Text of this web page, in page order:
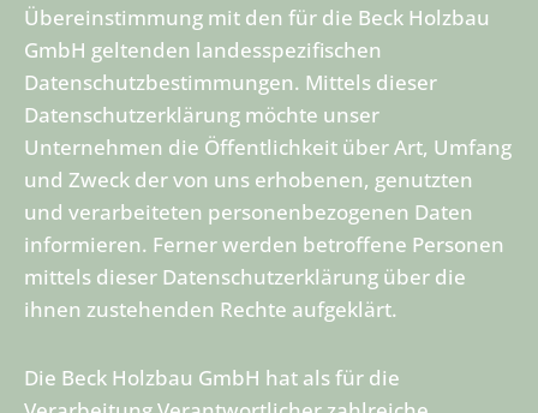
Übereinstimmung mit den für die Beck Holzbau
GmbH geltenden landesspezifischen
Datenschutzbestimmungen. Mittels dieser
Datenschutzerklärung möchte unser
Unternehmen die Öffentlichkeit über Art, Umfang
und Zweck der von uns erhobenen, genutzten
und verarbeiteten personenbezogenen Daten
informieren. Ferner werden betroffene Personen
mittels dieser Datenschutzerklärung über die
ihnen zustehenden Rechte aufgeklärt.
Die Beck Holzbau GmbH hat als für die